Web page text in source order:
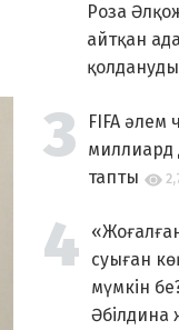
Роза
айтқан
FIFA
миллиард
тапты
суыған
мүмкін